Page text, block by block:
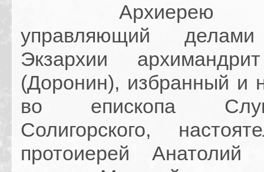
Архиерею
управляющий
Экзархии
(Доронин), избранный и
во епископа
Солигорского,
протоиерей